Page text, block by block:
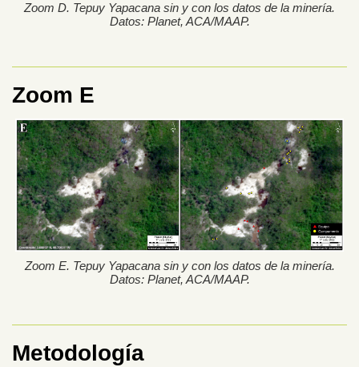
Zoom D. Tepuy Yapacana sin y con los datos de la minería.
Datos: Planet, ACA/MAAP.
Zoom E
Zoom E. Tepuy Yapacana sin y con los datos de la minería.
Datos: Planet, ACA/MAAP.
Metodología